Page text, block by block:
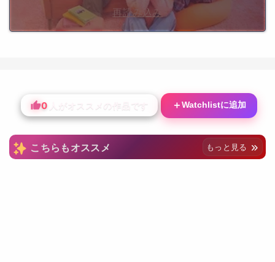
再読み込み
0 人がオススメの作品です ＋Watchlistに追加
こちらもオススメ もっと見る